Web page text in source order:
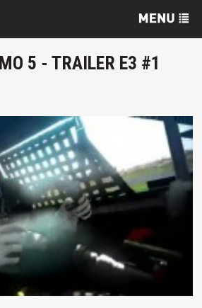
5 - TRAILER E3 #1